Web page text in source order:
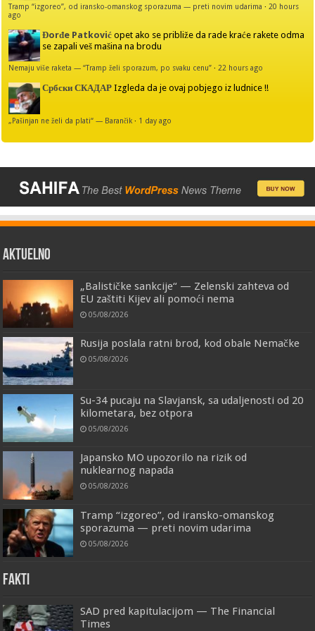
Tramp “izgoreo”, od iransko-omanskog sporazuma — preti novim udarima ·20 hours
ago
Đorđe Patković opet ako se približe da rade kraće rakete odma
se zapali veš mašina na brodu
Nemaju više raketa — “Tramp želi sporazum, po svaku cenu” ·22 hours ago
Србски СКАДАР Izgleda da je ovaj pobjego iz ludnice !!
„Pašinjan ne želi da plati“ — Barančik · 1 day ago
AKTUELNO
„Balističke sankcije“ — Zelenski zahteva od
EU zaštiti Kijev ali pomoći nema
05/08/2026
Rusija poslala ratni brod, kod obale Nemačke
05/08/2026
Su-34 pucaju na Slavjansk, sa udaljenosti od 20
kilometara, bez otpora
05/08/2026
Japansko MO upozorilo na rizik od
nuklearnog napada
05/08/2026
Tramp “izgoreo”, od iransko-omanskog
sporazuma — preti novim udarima
05/08/2026
FAKTI
SAD pred kapitulacijom — The Financial
Times